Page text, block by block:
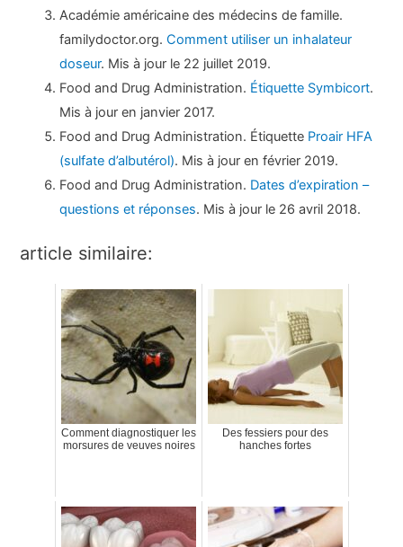
Académie américaine des médecins de famille.
familydoctor.org.Comment utiliser un inhalateur
doseur. Mis à jour le 22 juillet 2019.
Food and Drug Administration. Étiquette Symbicort.
Mis à jour en janvier 2017.
Food and Drug Administration. Étiquette Proair HFA
(sulfate d’albutérol). Mis à jour en février 2019.
Food and Drug Administration. Dates d’expiration –
questions et réponses. Mis à jour le 26 avril 2018.
article similaire:
Comment diagnostiquer les
morsures de veuves noires
Des fessiers pour des
hanches fortes